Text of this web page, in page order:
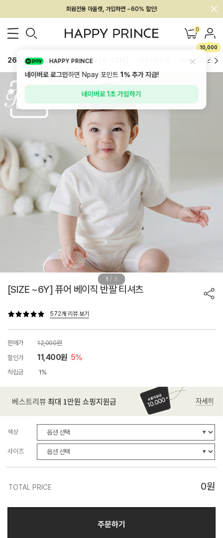
회원전용 아울렛, 가입하면 ~60% 할인!
멤버십 최대 28,000원 혜택 0
10,000
26SS 신상 BEST BABY[6~12M] 하의/레깅스
1 / 3
[SIZE ~6Y] 퓨어 베이직 반팔 티셔츠
572개 리뷰 보기
판매가
12,000원
할인가
11,400원 5%
적립금 1%
색상
사이즈
TOTAL PRICE 0원
주문하기
HAPPY PRINCE
네이버로 로그인하면 Npay 포인트1%추가 지급!
네이버로 1초 가입하기